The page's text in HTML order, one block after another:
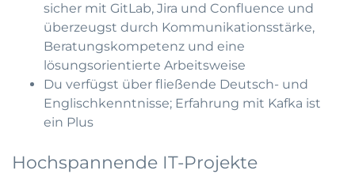
sicher mit GitLab, Jira und Confluence und
überzeugst durch Kommunikationsstärke,
Beratungskompetenz und eine
lösungsorientierte Arbeitsweise
Du verfügst über fließende Deutsch- und
Englischkenntnisse; Erfahrung mit Kafka ist
ein Plus
Hochspannende IT-Projekte